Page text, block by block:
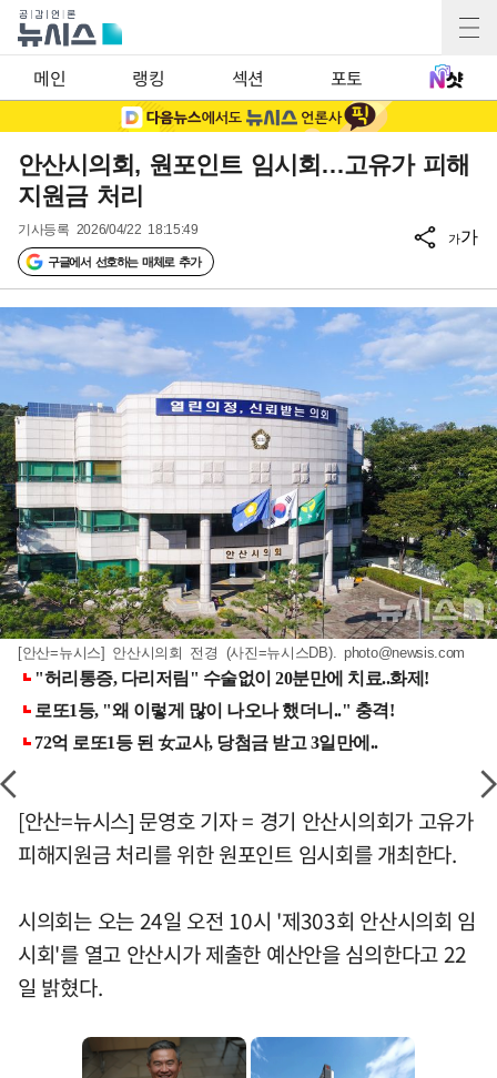
메인 랭킹 섹션 포토
안산시의회, 원포인트 임시회…고유가 피해
지원금 처리
기사등록 2026/04/22 18:15:49
구글에서 선호하는 매체로 추가
가가
[안산=뉴시스] 안산시의회 전경 (사진=뉴시스DB). photo@newsis.com
[안산=뉴시스] 문영호 기자 = 경기 안산시의회가 고유가
피해지원금 처리를 위한 원포인트 임시회를 개최한다.
시의회는 오는 24일 오전 10시 '제303회 안산시의회 임
시회'를 열고 안산시가 제출한 예산안을 심의한다고 22
일 밝혔다.